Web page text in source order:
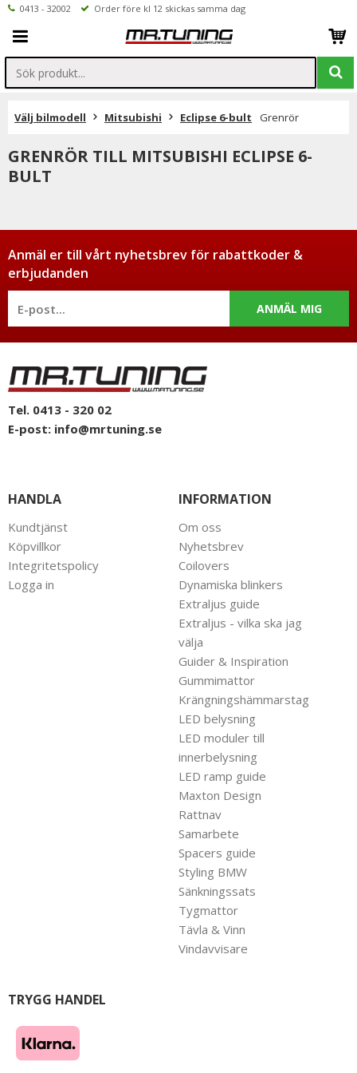
0413 - 32002 Order före kl 12 skickas samma dag
Välj bilmodell Mitsubishi Eclipse 6-bult Grenrör
GRENRÖR TILL MITSUBISHI ECLIPSE 6-
BULT
Anmäl er till vårt nyhetsbrev för rabattkoder &
erbjudanden
ANMÄL MIG
Tel. 0413 - 320 02
E-post: info@mrtuning.se
HANDLA
Kundtjänst
Köpvillkor
Integritetspolicy
Logga in
INFORMATION
Om oss
Nyhetsbrev
Coilovers
Dynamiska blinkers
Extraljus guide
Extraljus - vilka ska jag
välja
Guider & Inspiration
Gummimattor
Krängningshämmarstag
LED belysning
LED moduler till
innerbelysning
LED ramp guide
Maxton Design
Rattnav
Samarbete
Spacers guide
Styling BMW
Sänkningssats
Tygmattor
Tävla & Vinn
Vindavvisare
TRYGG HANDEL